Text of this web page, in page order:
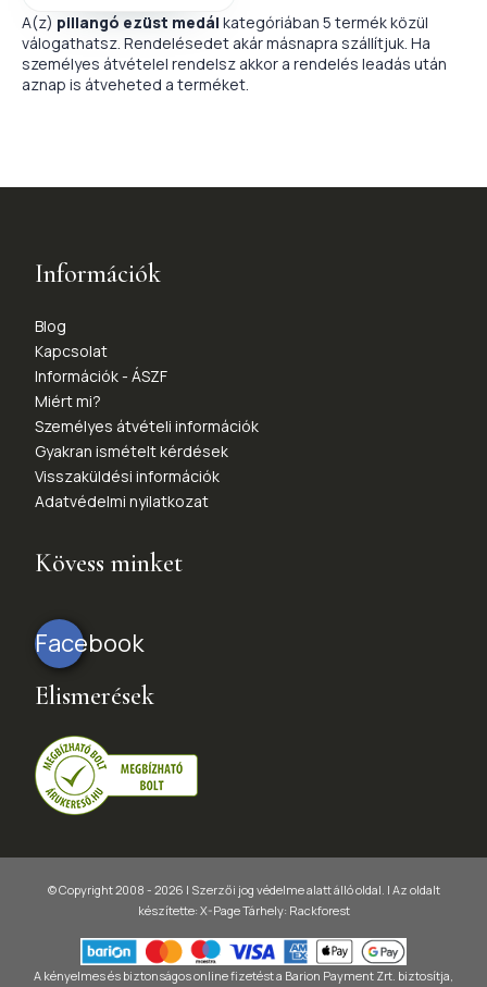
A(z) pillangó ezüst medál kategóriában 5 termék közül
válogathatsz. Rendelésedet akár másnapra szállítjuk. Ha
személyes átvételel rendelsz akkor a rendelés leadás után
aznap is átveheted a terméket.
Információk
Blog
Kapcsolat
Információk - ÁSZF
Miért mi?
Személyes átvételi információk
Gyakran ismételt kérdések
Visszaküldési információk
Adatvédelmi nyilatkozat
Kövess minket
Facebook
Elismerések
© Copyright 2008 - 2026 | Szerzői jog védelme alatt álló oldal. | Az oldalt
készítette: X-PageTárhely: Rackforest
A kényelmes és biztonságos online fizetést a Barion Payment Zrt. biztosítja,